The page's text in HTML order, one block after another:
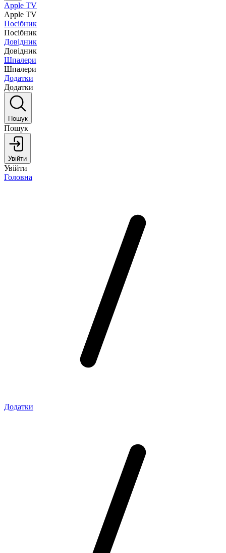
Apple TV
Apple TV
Посібник
Посібник
Довідник
Довідник
Шпалери
Шпалери
Додатки
Додатки
Пошук
Пошук
Увійти
Увійти
Головна
Додатки